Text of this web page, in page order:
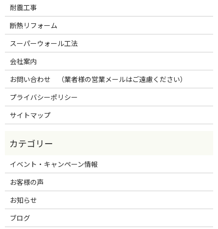
耐震工事
断熱リフォーム
スーパーウォール工法
会社案内
お問い合わせ （業者様の営業メールはご遠慮ください）
プライバシーポリシー
サイトマップ
イベント・キャンペーン情報
お客様の声
お知らせ
ブログ